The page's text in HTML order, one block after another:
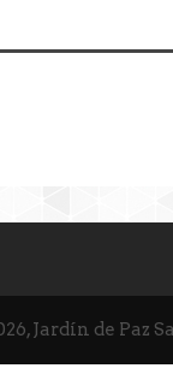
Jardín de Paz